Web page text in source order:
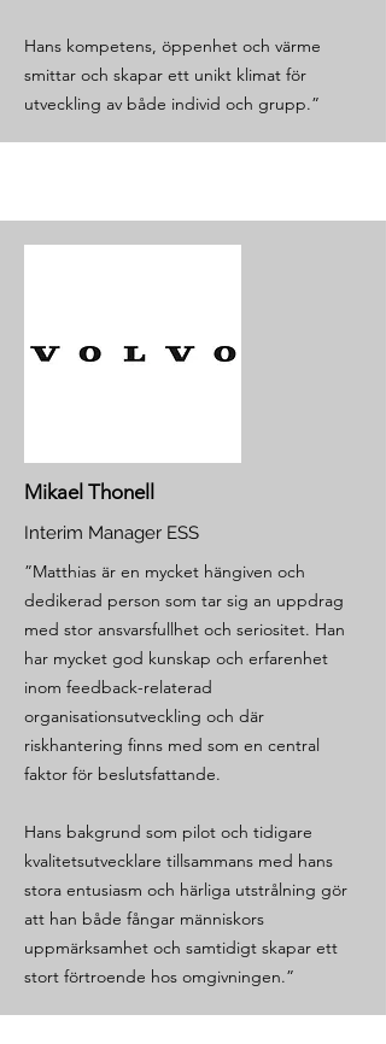
Hans kompetens, öppenhet och värme
smittar och skapar ett unikt klimat för
utveckling av både individ och grupp.”
Mikael Thonell
Interim Manager ESS
”Matthias är en mycket hängiven och
dedikerad person som tar sig an uppdrag
med stor ansvarsfullhet och seriositet. Han
har mycket god kunskap och erfarenhet
inom feedback-relaterad
organisationsutveckling och där
riskhantering finns med som en central
faktor för beslutsfattande.
Hans bakgrund som pilot och tidigare
kvalitetsutvecklare tillsammans med hans
stora entusiasm och härliga utstrålning gör
att han både fångar människors
uppmärksamhet och samtidigt skapar ett
stort förtroende hos omgivningen.”